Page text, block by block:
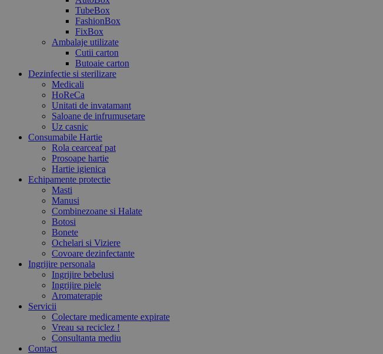
TubeBox
FashionBox
FixBox
Ambalaje utilizate
Cutii carton
Butoaie carton
Dezinfectie si sterilizare
Medicali
HoReCa
Unitati de invatamant
Saloane de infrumusetare
Uz casnic
Consumabile Hartie
Rola cearceaf pat
Prosoape hartie
Hartie igienica
Echipamente protectie
Masti
Manusi
Combinezoane si Halate
Botosi
Bonete
Ochelari si Viziere
Covoare dezinfectante
Ingrijire personala
Ingrijire bebelusi
Ingrijire piele
Aromaterapie
Servicii
Colectare medicamente expirate
Vreau sa reciclez !
Consultanta mediu
Contact